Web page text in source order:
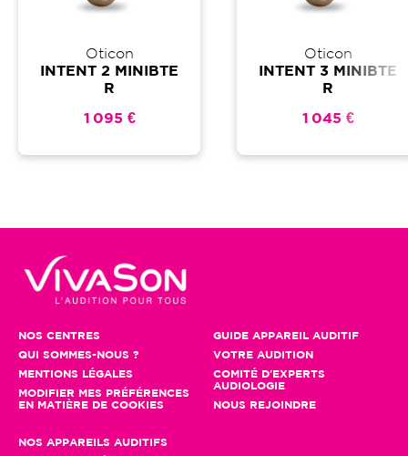
Oticon
INTENT 2 MINIBTE
R
1 095 €
Oticon
INTENT 3 MINIBTE
R
1 045 €
NOS CENTRES
QUI SOMMES-NOUS ?
MENTIONS LÉGALES
MODIFIER MES PRÉFÉRENCES
EN MATIÈRE DE COOKIES
GUIDE APPAREIL AUDITIF
VOTRE AUDITION
COMITÉ D'EXPERTS
AUDIOLOGIE
NOUS REJOINDRE
NOS APPAREILS AUDITIFS